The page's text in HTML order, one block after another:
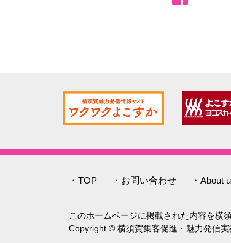
・TOP ・お問い合わせ ・About
このホームページに掲載された内容を横
Copyright © 横須賀集客促進・魅力発信